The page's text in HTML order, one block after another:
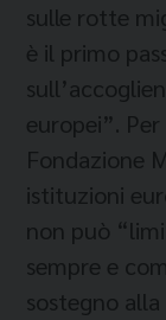
sulle rotte
è il primo
europei”.
Fondazione
istituzioni
non può
sempre e
sostegno